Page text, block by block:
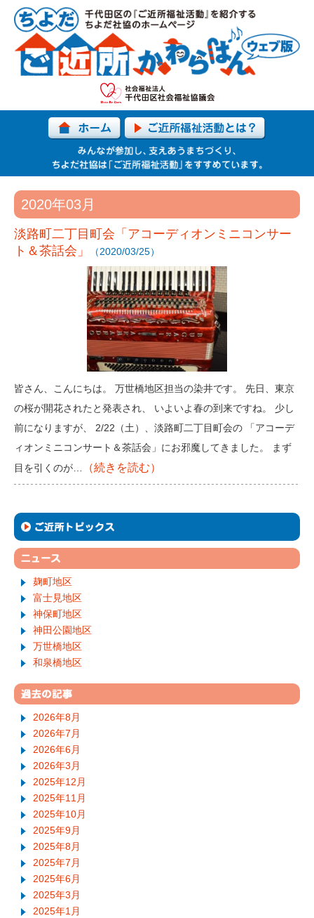
2020年03月
淡路町二丁目町会「アコーディオンミニコンサー
ト＆茶話会」
（2020/03/25）
皆さん、こんにちは。 万世橋地区担当の染井です。 先日、東京
の桜が開花されたと発表され、 いよいよ春の到来ですね。 少し
前になりますが、 2/22（土）、淡路町二丁目町会の 「アコーデ
ィオンミニコンサート＆茶話会」にお邪魔してきました。 まず
目を引くのが…
（続きを読む）
麹町地区
富士見地区
神保町地区
神田公園地区
万世橋地区
和泉橋地区
2026年8月
2026年7月
2026年6月
2026年3月
2025年12月
2025年11月
2025年10月
2025年9月
2025年8月
2025年7月
2025年6月
2025年3月
2025年1月